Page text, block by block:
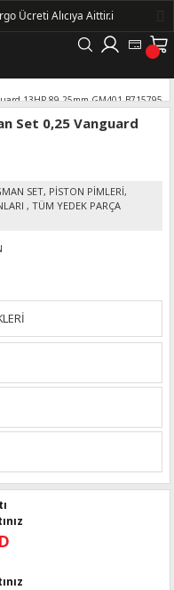
Set 0,25 Vanguard
SET, PİSTON PİMLERİ,
, TÜM YEDEK PARÇA
Ücreti Alıcıya Aittir.ℹ️